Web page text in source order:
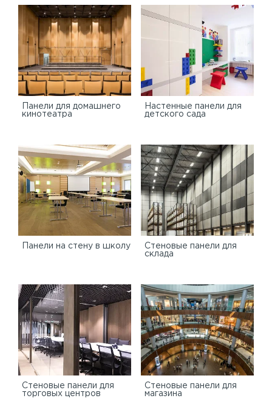
Панели для домашнего
кинотеатра
Настенные панели для
детского сада
Панели на стену в школу
Стеновые панели для
склада
Cтеновые панели для
торговых центров
Стеновые панели для
магазина